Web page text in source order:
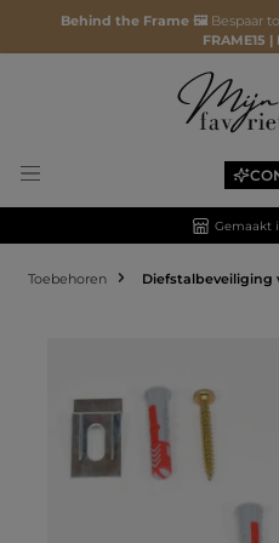
Behind the Frame 🖼️ Bespaar
FRAME15 |
Gemaakt
Toebehoren Diefstalbeveiliging